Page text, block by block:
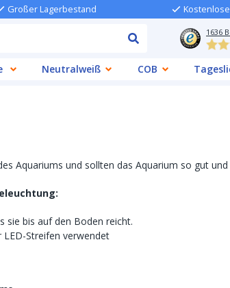
Großer Lagerbestand
1636
Neutralweiß COB
Aquariums und sollten das Aquarium so gut
sie bis auf den Boden reicht.
LED-Streifen verwendet